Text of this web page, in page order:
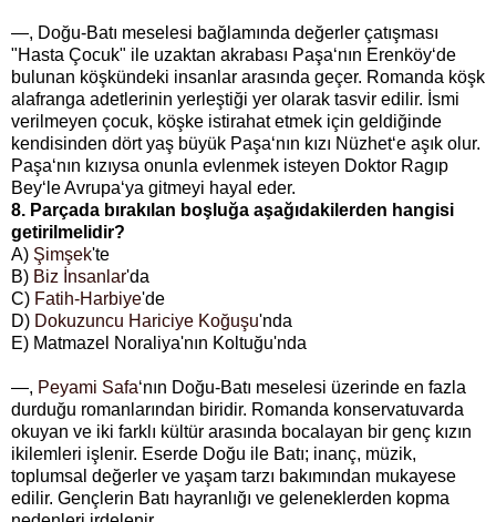
—, Doğu-Batı meselesi bağlamında değerler çatışması
"Hasta Çocuk" ile uzaktan akrabası Paşa‘nın Erenköy‘de
bulunan köşkündeki insanlar arasında geçer. Romanda köşk
alafranga adetlerinin yerleştiği yer olarak tasvir edilir. İsmi
verilmeyen çocuk, köşke istirahat etmek için geldiğinde
kendisinden dört yaş büyük Paşa‘nın kızı Nüzhet‘e aşık olur.
Paşa‘nın kızıysa onunla evlenmek isteyen Doktor Ragıp
Bey‘le Avrupa‘ya gitmeyi hayal eder.
8. Parçada bırakılan boşluğa aşağıdakilerden hangisi
getirilmelidir?
A) Şimşek'te
B) Biz İnsanlar'da
C) Fatih-Harbiye'de
D) Dokuzuncu Hariciye Koğuşu'nda
E) Matmazel Noraliya'nın Koltuğu'nda
—, Peyami Safa‘nın Doğu-Batı meselesi üzerinde en fazla
durduğu romanlarından biridir. Romanda konservatuvarda
okuyan ve iki farklı kültür arasında bocalayan bir genç kızın
ikilemleri işlenir. Eserde Doğu ile Batı; inanç, müzik,
toplumsal değerler ve yaşam tarzı bakımından mukayese
edilir. Gençlerin Batı hayranlığı ve geleneklerden kopma